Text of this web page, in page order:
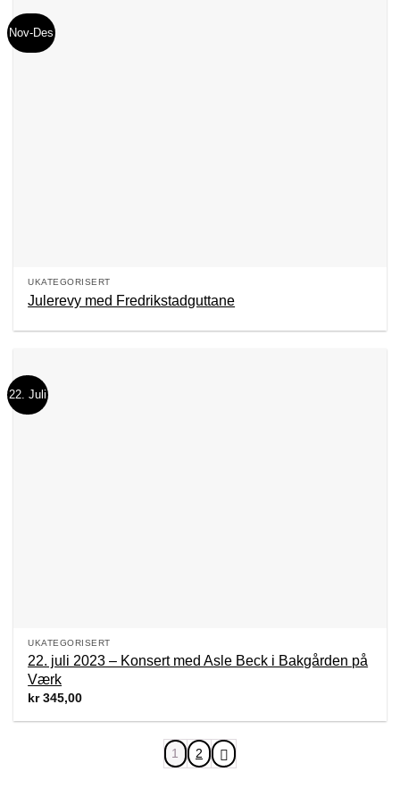
Nov-Des
UKATEGORISERT
Julerevy med Fredrikstadguttane
22. Juli
UKATEGORISERT
22. juli 2023 – Konsert med Asle Beck i Bakgården på
Værk
kr345,00
1 2